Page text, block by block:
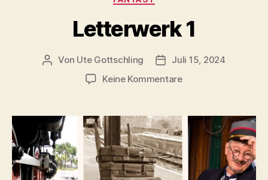
Letterwerk 1
Beitragsautor
Von Ute Gottschling Veröffentlichungsdatum
Juli 15, 2024
Keine Kommentarezu